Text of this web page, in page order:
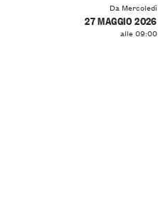
Da Mercoledì
27 MAGGIO 2026
alle 09:00